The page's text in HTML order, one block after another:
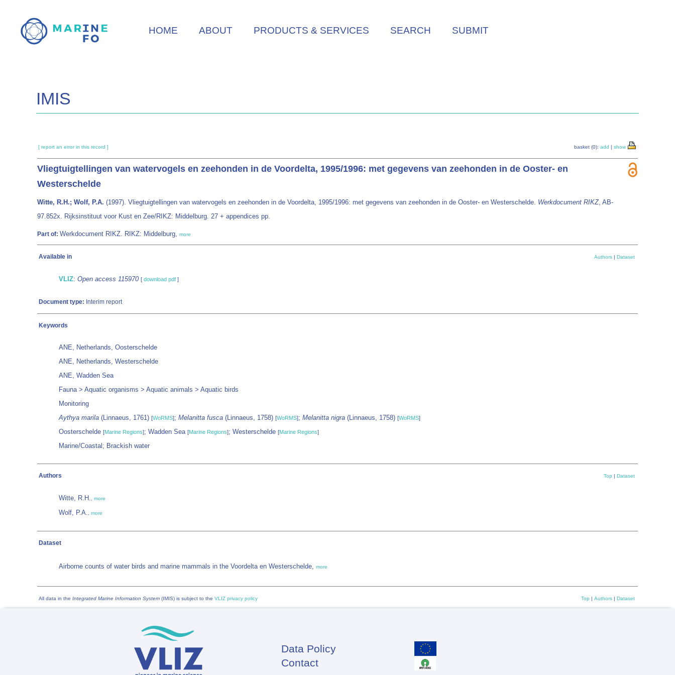
main
HOME ABOUT PRODUCTS & SERVICES SEARCH SUBMIT
IMIS
[ report an error in this record ] basket (0): add | show
Vliegtuigtellingen van watervogels en zeehonden in de Voordelta, 1995/1996: met gegevens van zeehonden in de Ooster- en
Westerschelde
Witte, R.H.; Wolf, P.A. (1997). Vliegtuigtellingen van watervogels en zeehonden in de Voordelta, 1995/1996: met gegevens van zeehonden in de Ooster- en Westerschelde. Werkdocument RIKZ, AB-
97.852x. Rijksinstituut voor Kust en Zee/RIKZ: Middelburg. 27 + appendices pp.
Part of: Werkdocument RIKZ. RIKZ: Middelburg, more
Available in Authors | Dataset
VLIZ: Open access 115970 [ download pdf ]
Document type: Interim report
Keywords
ANE, Netherlands, Oosterschelde
ANE, Netherlands, Westerschelde
ANE, Wadden Sea
Fauna > Aquatic organisms > Aquatic animals > Aquatic birds
Monitoring
Aythya marila (Linnaeus, 1761) [WoRMS]; Melanitta fusca (Linnaeus, 1758) [WoRMS]; Melanitta nigra (Linnaeus, 1758) [WoRMS]
Oosterschelde [Marine Regions]; Wadden Sea [Marine Regions]; Westerschelde [Marine Regions]
Marine/Coastal; Brackish water
Authors Top | Dataset
Witte, R.H. more
Wolf, P.A. more
Dataset
Airborne counts of water birds and marine mammals in the Voordelta en Westerschelde, more
All data in the Integrated Marine Information System (IMIS) is subject to the VLIZ privacy policy Top | Authors | Dataset
Footer
Data Policy
Contact